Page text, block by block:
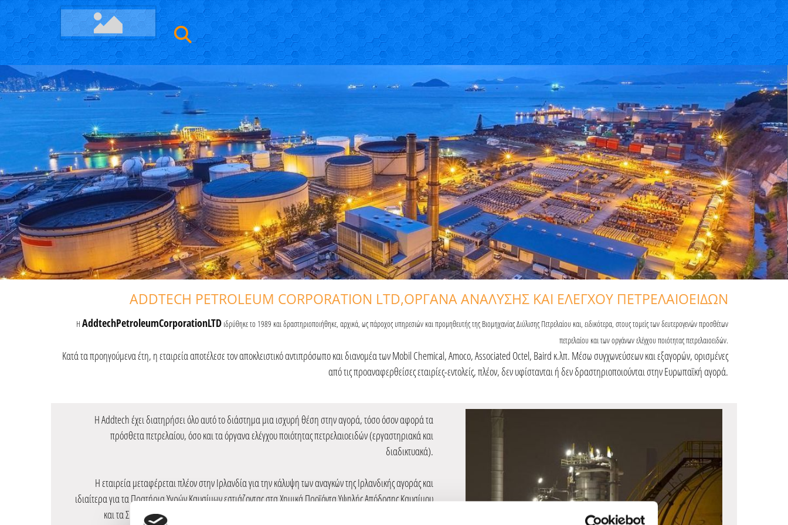
ADDTECH PETROLEUM CORPORATION LTD,​ΟΡΓΑΝΑ ΑΝΑΛΥΣΗΣ ΚΑΙ ΕΛΕΓΧΟΥ ΠΕΤΡΕΛΑΙΟΕΙΔΩΝ
Η AddtechPetroleumCorporationLTD ιδρύθηκε το 1989 και δραστηριοποιήθηκε, αρχικά, ως πάροχος υπηρεσιών και προμηθευτής της Βιομηχανίας Διύλισης Πετρελαίου και, ειδικότερα, στους τομείς των δευτερογενών προσθέτων
πετρελαίου και των οργάνων ελέγχου ποιότητας πετρελαιοειδών.
Κατά τα προηγούμενα έτη, η εταιρεία αποτέλεσε τον αποκλειστικό αντιπρόσωπο και διανομέα των Mobil Chemical, Amoco, Associated Octel, Baird κ.λπ. Μέσω συγχωνεύσεων και εξαγορών, ορισμένες
από τις προαναφερθείσες εταιρίες-εντολείς, πλέον, δεν υφίστανται ή δεν δραστηριοποιούνται στην Ευρωπαϊκή αγορά.
Η Addtech έχει διατηρήσει όλο αυτό το διάστημα μια ισχυρή θέση στην αγορά, τόσο όσον αφορά τα
πρόσθετα πετρελαίου, όσο και τα όργανα ελέγχου ποιότητας πετρελαιοειδών (εργαστηριακά και
διαδικτυακά).
​​​​​​​Η εταιρεία μεταφέρεται πλέον στην Ιρλανδία για την κάλυψη των αναγκών της Ιρλανδικής αγοράς και
ιδιαίτερα για τα Πρατήρια Υγρών Καυσίμων εστιάζοντας στα Χημικά Προϊόντα Υψηλής Απόδοσης Καυσίμου
και τα Συστήματα Διανομής Καυσίμων μαζί με την επιτόπου ανάλυση της ποιότητας των Καυσίμων.